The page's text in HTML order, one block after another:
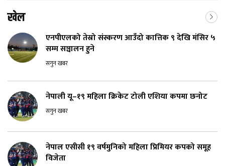
खेल
एनपीएलको तेस्रो संस्करण आउँदो कात्तिक ९ देखि मंसिर ५
सम्म सञ्चालन हुने
सगुन खबर
नेपाली यू–१९ महिला क्रिकेट टोली एशिया कपमा छनोट
सगुन खबर
नेपाल एसीसी १९ वर्षमुनिको महिला प्रिमियर कपको समूह
विजेता